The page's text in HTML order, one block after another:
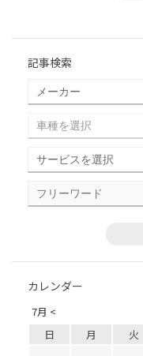
記事検索
カレンダー
7月 <
日 月 火